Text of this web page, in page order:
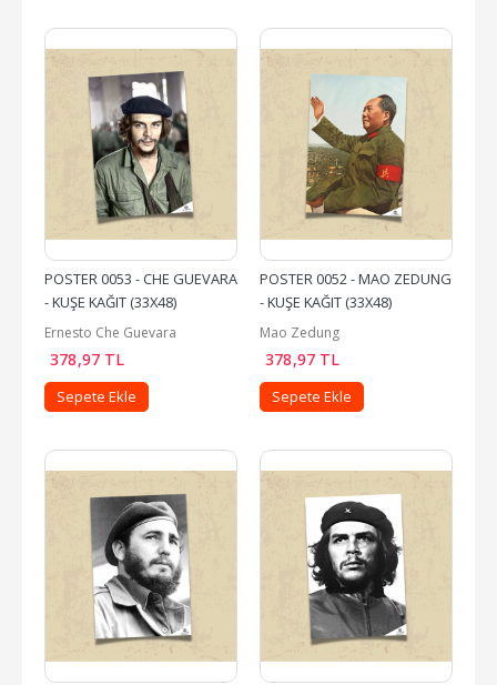
POSTER 0053 - CHE GUEVARA
- KUŞE KAĞIT (33X48)
Ernesto Che Guevara
378,97 TL
Sepete Ekle
POSTER 0052 - MAO ZEDUNG
- KUŞE KAĞIT (33X48)
Mao Zedung
378,97 TL
Sepete Ekle